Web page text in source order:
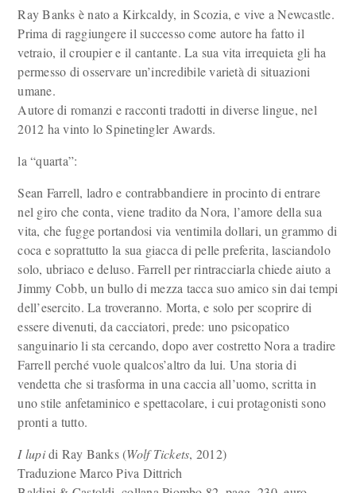
Ray Banks è nato a Kirkcaldy, in Scozia, e vive a Newcastle.
Prima di raggiungere il successo come autore ha fatto il
vetraio, il croupier e il cantante. La sua vita irrequieta gli ha
permesso di osservare un’incredibile varietà di situazioni
umane.
Autore di romanzi e racconti tradotti in diverse lingue, nel
2012 ha vinto lo Spinetingler Awards.
la “quarta”:
Sean Farrell, ladro e contrabbandiere in procinto di entrare
nel giro che conta, viene tradito da Nora, l’amore della sua
vita, che fugge portandosi via ventimila dollari, un grammo di
coca e soprattutto la sua giacca di pelle preferita, lasciandolo
solo, ubriaco e deluso. Farrell per rintracciarla chiede aiuto a
Jimmy Cobb, un bullo di mezza tacca suo amico sin dai tempi
dell’esercito. La troveranno. Morta, e solo per scoprire di
essere divenuti, da cacciatori, prede: uno psicopatico
sanguinario li sta cercando, dopo aver costretto Nora a tradire
Farrell perché vuole qualcos’altro da lui. Una storia di
vendetta che si trasforma in una caccia all’uomo, scritta in
uno stile anfetaminico e spettacolare, i cui protagonisti sono
pronti a tutto.
I lupidi Ray Banks (Wolf Tickets, 2012)
Traduzione Marco Piva Dittrich